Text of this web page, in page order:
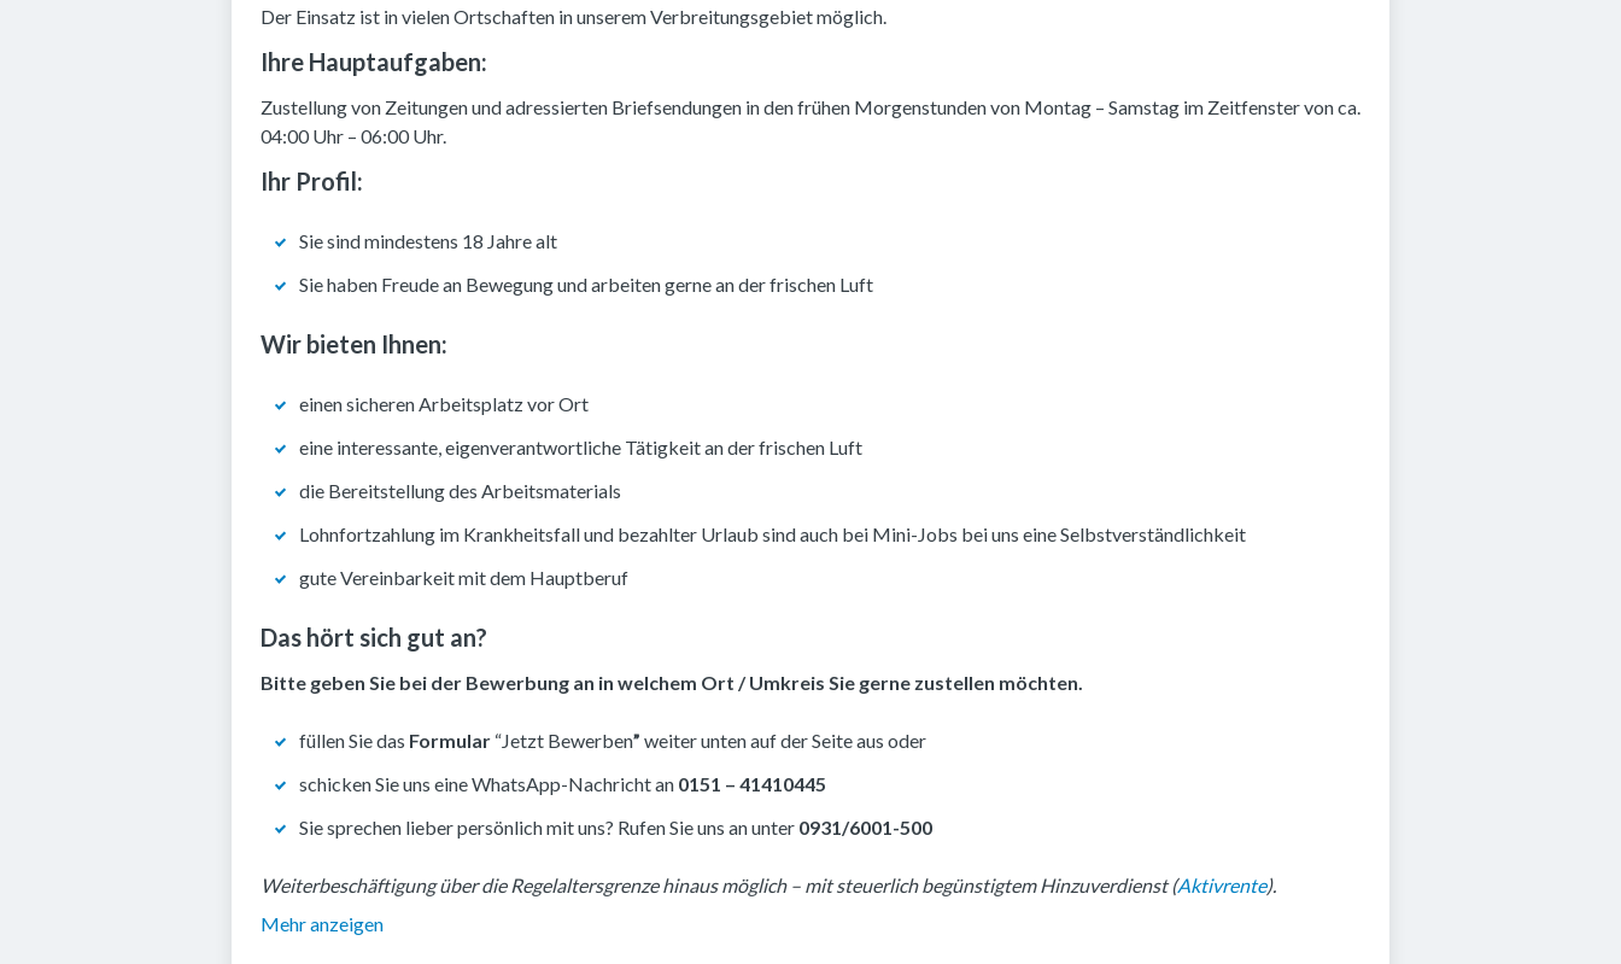
Der Einsatz ist in vielen Ortschaften in unserem Verbreitungsgebiet möglich.
Ihre Hauptaufgaben:
Zustellung von Zeitungen und adressierten Briefsendungen in den frühen Morgenstunden von Montag – Samstag im Zeitfenster von ca.
04:00 Uhr – 06:00 Uhr.
Ihr Profil:
Sie sind mindestens 18 Jahre alt
Sie haben Freude an Bewegung und arbeiten gerne an der frischen Luft
Wir bieten Ihnen:
einen sicheren Arbeitsplatz vor Ort
eine interessante, eigenverantwortliche Tätigkeit an der frischen Luft
die Bereitstellung des Arbeitsmaterials
Lohnfortzahlung im Krankheitsfall und bezahlter Urlaub sind auch bei Mini-Jobs bei uns eine Selbstverständlichkeit
gute Vereinbarkeit mit dem Hauptberuf
Das hört sich gut an?
Bitte geben Sie bei der Bewerbung an in welchem Ort / Umkreis Sie gerne zustellen möchten.
füllen Sie das Formular “Jetzt Bewerben” weiter unten auf der Seite aus oder
schicken Sie uns eine WhatsApp-Nachricht an 0151 – 41410445
Sie sprechen lieber persönlich mit uns? Rufen Sie uns an unter 0931/6001-500
Weiterbeschäftigung über die Regelaltersgrenze hinaus möglich – mit steuerlich begünstigtem Hinzuverdienst (Aktivrente).
Mehr anzeigen